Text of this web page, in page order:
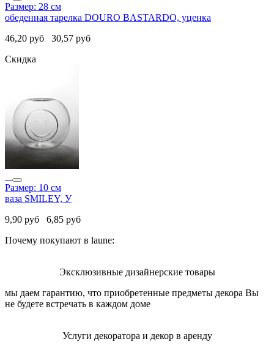
Размер: 28 см
обеденная тарелка DOURO BASTARDO, уценка
46,20 руб 30,57 руб
Скидка
Размер: 10 см
ваза SMILEY, У
9,90 руб 6,85 руб
Почему покупают в laune:
Эксклюзивные дизайнерские товары
мы даем гарантию, что приобретенные предметы декора Вы
не будете встречать в каждом доме
Услуги декоратора и декор в аренду